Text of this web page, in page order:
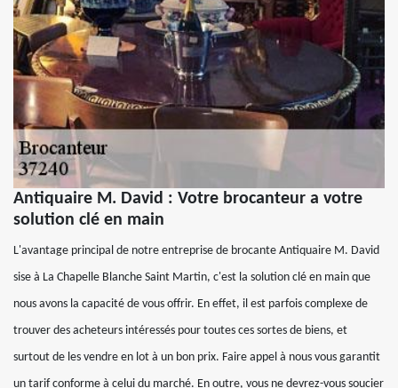
Antiquaire M. David : Votre brocanteur a votre
solution clé en main
L'avantage principal de notre entreprise de brocante Antiquaire M. David
sise à La Chapelle Blanche Saint Martin, c'est la solution clé en main que
nous avons la capacité de vous offrir. En effet, il est parfois complexe de
trouver des acheteurs intéressés pour toutes ces sortes de biens, et
surtout de les vendre en lot à un bon prix. Faire appel à nous vous garantit
un tarif conforme à celui du marché. En outre, vous ne devrez-vous soucier